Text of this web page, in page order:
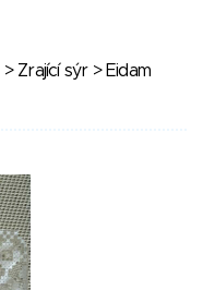
> Zrající sýr> Eidam